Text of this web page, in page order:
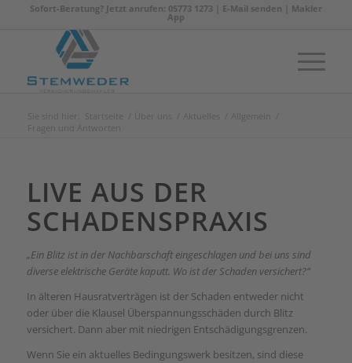
Sofort-Beratung? Jetzt anrufen: 05773 1273 | E-Mail senden Makler
App
Sie sind hier: Startseite Über uns Aktuelles Allgemein
Fragen und Antworten
LIVE AUS DER
SCHADENSPRAXIS
„Ein Blitz ist in der Nachbarschaft eingeschlagen und bei uns sind
diverse elektrische Geräte kaputt. Wo ist der Schaden versichert?“
In älteren Hausratverträgen ist der Schaden entweder nicht
oder über die Klausel Überspannungsschäden durch Blitz
versichert. Dann aber mit niedrigen Entschädigungsgrenzen.
Wenn Sie ein aktuelles Bedingungswerk besitzen, sind diese